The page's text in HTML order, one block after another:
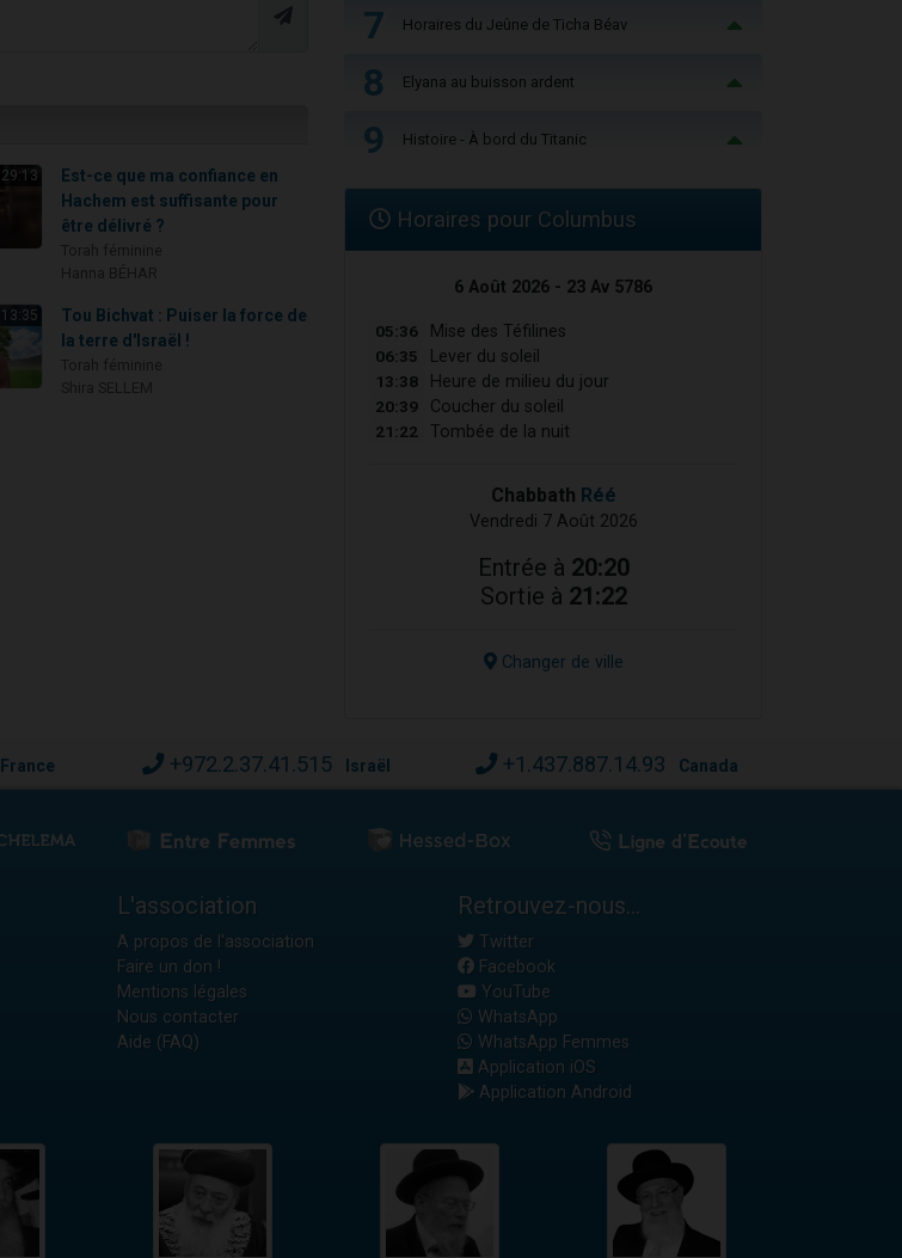
29:13
Est-ce que ma confiance en
Hachem est suffisante pour
être délivré ?
13:35
Tou Bichvat : Puiser la force de
la terre d'Israël !
7 Horaires du Jeûne de Ticha Béav
8 Elyana au buisson ardent
9 Histoire - À bord du Titanic
Horaires pour Columbus
6 Août 2026 - 23 Av 5786
05:36 Mise des Téfilines
06:35 Lever du soleil
13:38 Heure de milieu du jour
20:39 Coucher du soleil
21:22 Tombée de la nuit
Chabbath Réé
Vendredi 7 Août 2026
Entrée à 20:20
Sortie à 21:22
Changer de ville
France +972.2.37.41.515 Israël +1.437.887.14.93 Canada
L'association
A propos de l'association
Faire un don !
Mentions légales
Nous contacter
Aide (FAQ)
Retrouvez-nous...
Twitter
Facebook
YouTube
WhatsApp
WhatsApp Femmes
Application iOS
Application Android